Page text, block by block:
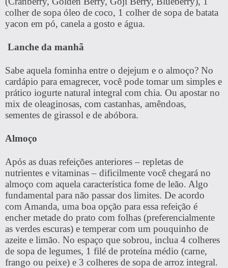
colher de sopa óleo de coco, 1 colher de sopa de batata
yacon em pó, canela a gosto e água.
Lanche da manhã
Sabe aquela fominha entre o dejejum e o almoço? No
cardápio para emagrecer, você pode tomar um simples e
prático iogurte natural integral com chia. Ou apostar no
mix de oleaginosas, com castanhas, amêndoas,
sementes de girassol e de abóbora.
Almoço
Após as duas refeições anteriores – repletas de
nutrientes e vitaminas – dificilmente você chegará no
almoço com aquela característica fome de leão. Algo
fundamental para não passar dos limites. De acordo
com Amanda, uma boa opção para essa refeição é
encher metade do prato com folhas (preferencialmente
as verdes escuras) e temperar com um pouquinho de
azeite e limão. No espaço que sobrou, inclua 4 colheres
de sopa de legumes, 1 filé de proteína médio (carne,
frango ou peixe) e 3 colheres de sopa de arroz integral.